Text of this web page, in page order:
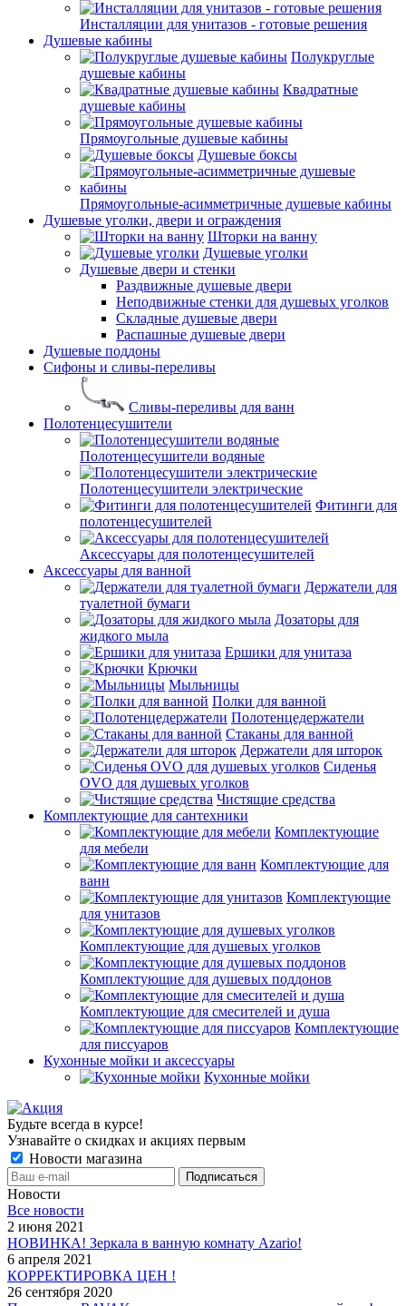
Инсталляции для унитазов - готовые решения
Душевые кабины
Полукруглые
душевые кабины
Квадратные
душевые кабины
Прямоугольные душевые кабины
Душевые боксы
Прямоугольные-асимметричные душевые кабины
Душевые уголки, двери и ограждения
Шторки на ванну
Душевые уголки
Душевые двери и стенки
Раздвижные душевые двери
Неподвижные стенки для душевых уголков
Складные душевые двери
Распашные душевые двери
Душевые поддоны
Сифоны и сливы-переливы
Сливы-переливы для ванн
Полотенцесушители
Полотенцесушители водяные
Полотенцесушители электрические
Фитинги для
полотенцесушителей
Аксессуары для полотенцесушителей
Аксессуары для ванной
Держатели для
туалетной бумаги
Дозаторы для
жидкого мыла
Ершики для унитаза
Крючки
Мыльницы
Полки для ванной
Полотенцедержатели
Стаканы для ванной
Держатели для шторок
Сиденья
OVO для душевых уголков
Чистящие средства
Комплектующие для сантехники
Комплектующие
для мебели
Комплектующие для
ванн
Комплектующие
для унитазов
Комплектующие для душевых уголков
Комплектующие для душевых поддонов
Комплектующие для смесителей и душа
Комплектующие
для писсуаров
Кухонные мойки и аксессуары
Кухонные мойки
Будьте всегда в курсе!
Узнавайте о скидках и акциях первым
Новости магазина
Новости
Все новости
2 июня 2021
НОВИНКА! Зеркала в ванную комнату Azario!
6 апреля 2021
КОРРЕКТИРОВКА ЦЕН !
26 сентября 2020